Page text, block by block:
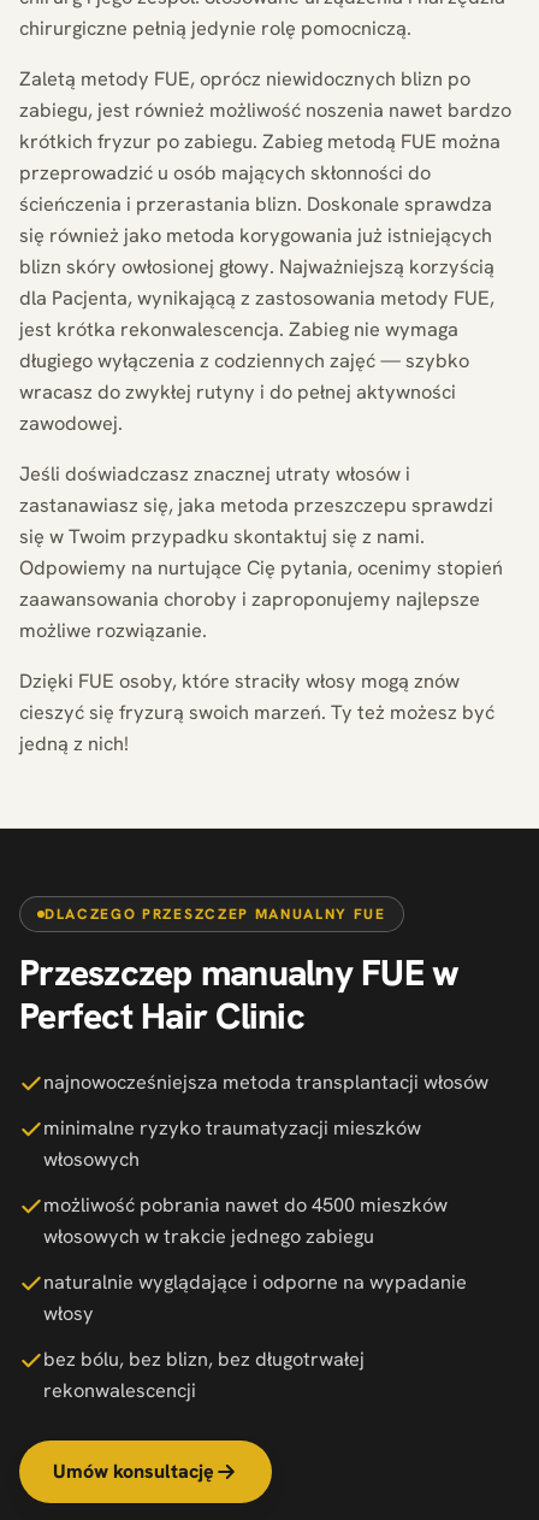
chirurgiczne pełnią jedynie rolę pomocniczą.
Zaletą metody FUE, oprócz niewidocznych blizn po
zabiegu, jest również możliwość noszenia nawet bardzo
krótkich fryzur po zabiegu. Zabieg metodą FUE można
przeprowadzić u osób mających skłonności do
ścieńczenia i przerastania blizn. Doskonale sprawdza
się również jako metoda korygowania już istniejących
blizn skóry owłosionej głowy. Najważniejszą korzyścią
dla Pacjenta, wynikającą z zastosowania metody FUE,
jest krótka rekonwalescencja. Zabieg nie wymaga
długiego wyłączenia z codziennych zajęć — szybko
wracasz do zwykłej rutyny i do pełnej aktywności
zawodowej.
Jeśli doświadczasz znacznej utraty włosów i
zastanawiasz się, jaka metoda przeszczepu sprawdzi
się w Twoim przypadku skontaktuj się z nami.
Odpowiemy na nurtujące Cię pytania, ocenimy stopień
zaawansowania choroby i zaproponujemy najlepsze
możliwe rozwiązanie.
Dzięki FUE osoby, które straciły włosy mogą znów
cieszyć się fryzurą swoich marzeń. Ty też możesz być
jedną z nich!
DLACZEGO PRZESZCZEP MANUALNY FUE
Przeszczep manualny FUE w
Perfect Hair Clinic
najnowocześniejsza metoda transplantacji włosów
minimalne ryzyko traumatyzacji mieszków
włosowych
możliwość pobrania nawet do 4500 mieszków
włosowych w trakcie jednego zabiegu
naturalnie wyglądające i odporne na wypadanie
włosy
bez bólu, bez blizn, bez długotrwałej
rekonwalescencji
Umów konsultację